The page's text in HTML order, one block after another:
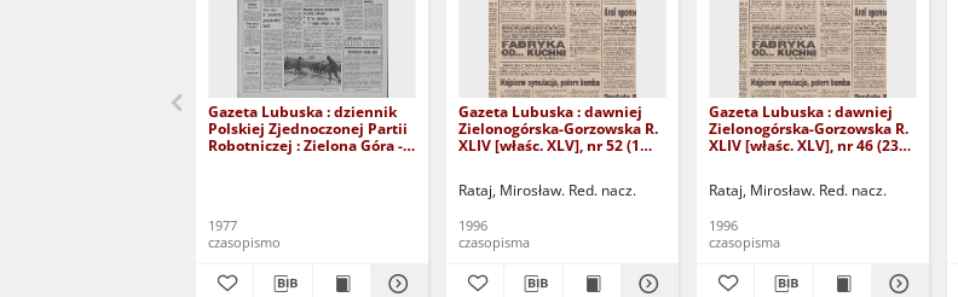
Gazeta Lubuska : dziennik
Polskiej Zjednoczonej Partii
Robotniczej : Zielona Góra -
1977
czasopismo
Gazeta Lubuska : dawniej
Zielonogórska-Gorzowska R.
XLIV [właśc. XLV], nr 52 (1
Rataj, Mirosław. Red. nacz.
1996
czasopisma
Gazeta Lubuska : dawniej
Zielonogórska-Gorzowska R.
XLIV [właśc. XLV], nr 46 (23
Rataj, Mirosław. Red. nacz.
1996
czasopisma